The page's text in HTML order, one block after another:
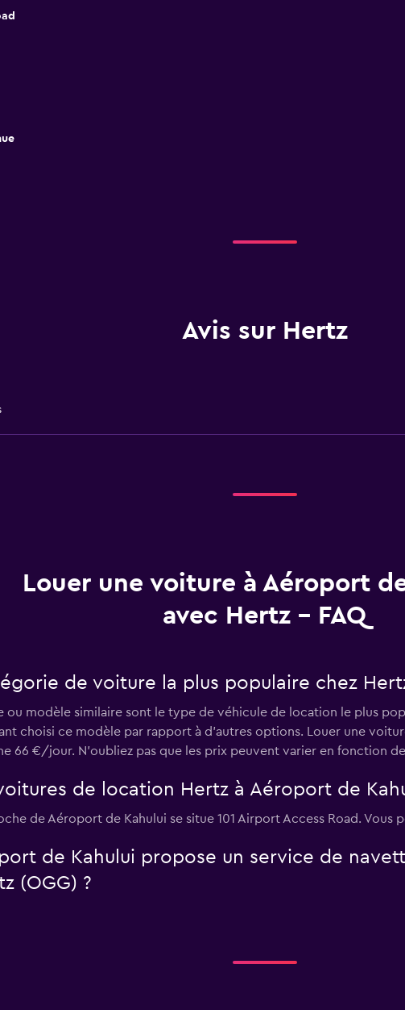
Avis sur Hertz
Louer une voiture à Aéroport
avec Hertz - FAQ
de voiture la plus populaire chez
ou modèle similaire sont le type de véhicule de location le plus
choisi ce modèle par rapport à d’autres options. Louer une
66 €/jour. N'oubliez pas que les prix peuvent varier en fonction
de location Hertz à Aéroport de
de Aéroport de Kahului se situe 101 Airport Access Road. Vous
de Kahului propose un service de
(OGG) ?